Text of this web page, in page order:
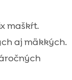
maškŕt.
aj mäkkých.